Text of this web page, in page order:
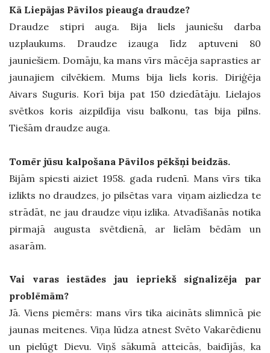
Kā Liepājas Pāvilos pieauga draudze?
Draudze stipri auga. Bija liels jauniešu darba
uzplaukums. Draudze izauga līdz aptuveni 80
jauniešiem. Domāju, ka mans vīrs mācēja saprasties ar
jaunajiem cilvēkiem. Mums bija liels koris. Diriģēja
Aivars Suguris. Korī bija pat 150 dziedātāju. Lielajos
svētkos koris aizpildīja visu balkonu, tas bija pilns.
Tiešām draudze auga.
Tomēr jūsu kalpošana Pāvilos pēkšņi beidzās.
Bijām spiesti aiziet 1958. gada rudenī. Mans vīrs tika
izlikts no draudzes, jo pilsētas vara viņam aizliedza te
strādāt, ne jau draudze viņu izlika. Atvadīšanās notika
pirmajā augusta svētdienā, ar lielām bēdām un
asarām.
Vai varas iestādes jau iepriekš signalizēja par
problēmām?
Jā. Viens piemērs: mans vīrs tika aicināts slimnīcā pie
jaunas meitenes. Viņa lūdza atnest Svēto Vakarēdienu
un pielūgt Dievu. Viņš sākumā atteicās, baidījās, ka